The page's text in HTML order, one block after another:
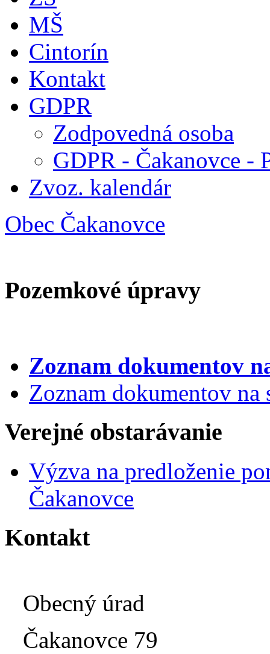
MŠ
Cintorín
Kontakt
GDPR
Zodpovedná osoba
GDPR - Čakanovce -
Zvoz. kalendár
Obec Čakanovce
Pozemkové úpravy
Zoznam dokumentov
Zoznam dokumentov
Verejné obstarávanie
Výzva na predloženie
Čakanovce
Kontakt
Obecný úrad
Čakanovce 79